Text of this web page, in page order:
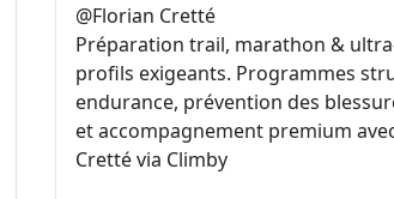
@Florian Cretté
Préparation trail, marathon &
profils exigeants. Programmes
endurance, prévention des
et accompagnement premium
Cretté via Climby